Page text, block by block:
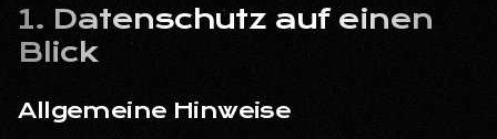
1. Datenschutz auf einen
Blick
Allgemeine Hinweise